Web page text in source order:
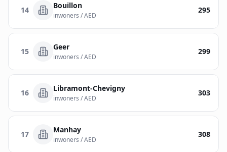
14 Bouillon
inwoners / AED
295
15 Geer
inwoners / AED
299
16 Libramont-Chevigny
inwoners / AED
303
17 Manhay
inwoners / AED
308